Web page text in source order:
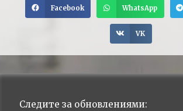
Facebook WhatsApp
VK
Следите за обновлениями: